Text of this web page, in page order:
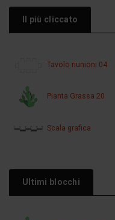
Il più cliccato
Tavolo riunioni 04
Pianta Grassa 20
Scala grafica
Ultimi blocchi